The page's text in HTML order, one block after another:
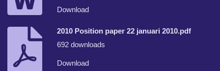
Download
2010 Position paper 22 januari 2010.pdf
692 downloads
Download